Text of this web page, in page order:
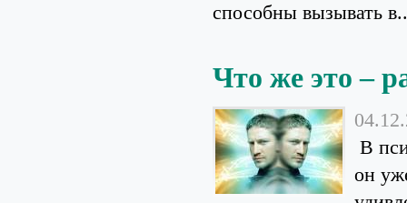
способны вызывать
Что же это –
В
он